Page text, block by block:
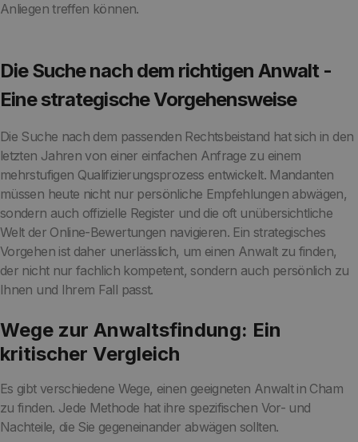
Anliegen treffen können.
Die Suche nach dem richtigen Anwalt -
Eine strategische Vorgehensweise
Die Suche nach dem passenden Rechtsbeistand hat sich in den
letzten Jahren von einer einfachen Anfrage zu einem
mehrstufigen Qualifizierungsprozess entwickelt. Mandanten
müssen heute nicht nur persönliche Empfehlungen abwägen,
sondern auch offizielle Register und die oft unübersichtliche
Welt der Online-Bewertungen navigieren. Ein strategisches
Vorgehen ist daher unerlässlich, um einen Anwalt zu finden,
der nicht nur fachlich kompetent, sondern auch persönlich zu
Ihnen und Ihrem Fall passt.
Wege zur Anwaltsfindung: Ein
kritischer Vergleich
Es gibt verschiedene Wege, einen geeigneten Anwalt in Cham
zu finden. Jede Methode hat ihre spezifischen Vor- und
Nachteile, die Sie gegeneinander abwägen sollten.